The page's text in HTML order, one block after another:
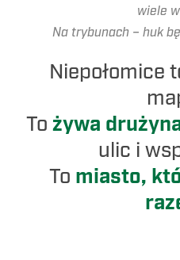
wiele
Na trybunach – huk
Niepołomice
To żywa
ulic i
To miasto,